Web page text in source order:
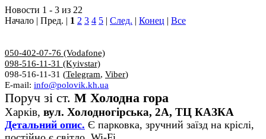
Новости 1 - 3 из 22
Начало | Пред. | 1 2 3 4 5 | След. | Конец | Все
050-402-07-76 (Vodafone)
098-516-11-31 (Kyivstar)
098-516-11-31 (Telegram, Viber)
E-mail: info@polovik.kh.ua
Поруч зі ст. М Холодна гора
Харків, вул. Холодногірська, 2А, ТЦ КАЗКА
Детальний опис. Є парковка, зручний заїзд на кріслі,